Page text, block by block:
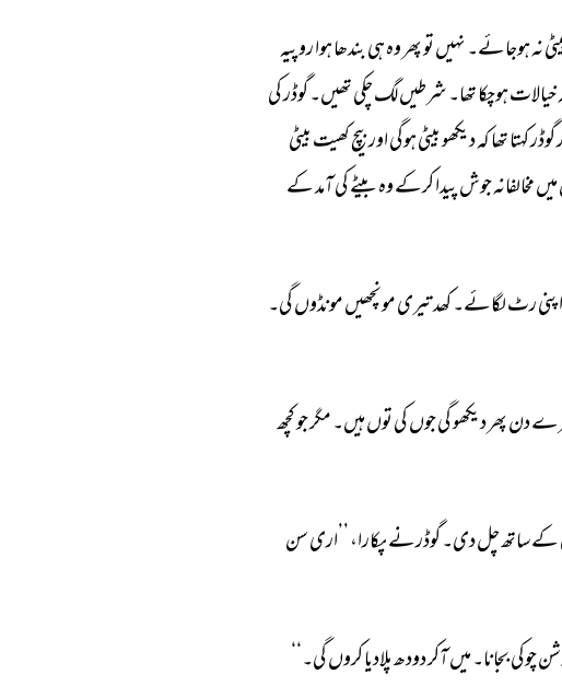
نہ ہوجائے۔ نہیں تو پھر وہ ہی بندھا ہوا روپیہ
خیالات ہوچکا تھا۔ شرطیں لگ چکی تھیں۔ گوڈر کی
گوڈر کہتا تھا کہ دیکھو بیٹی ہوگی اور بیچ کھیت بیٹی
میں مخالفانہ جوش پیدا کرکے وہ بیٹے کی آمد کے
اپنی رٹ لگائے۔ کھد تیری مونچھیں مونڈوں گی۔
دن پھر دیکھو گی جوں کی توں ہیں۔ مگر جو کچھ
کے ساتھ چل دی۔ گوڈرنے پکارا، ’’اری سن
چوکی بجانا۔ میں آکر دودھ پلادیا کروں گی۔‘‘